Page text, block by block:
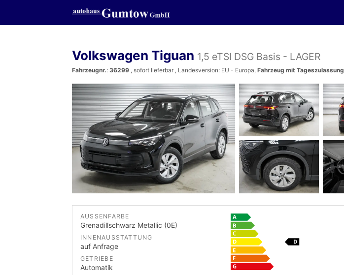
Volkswagen Tiguan 1,5 eTSI DSG Basis - LAGER
Fahrzeugnr.: 36299 , sofort lieferbar , Landesversion: EU - Europa, Fahrzeug mit Tageszulassung
AUSSENFARBE
Grenadillschwarz Metallic (0E)
INNENAUSSTATTUNG
auf Anfrage
GETRIEBE
Automatik